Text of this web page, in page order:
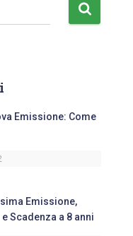
Emissione: Come
Emissione,
Scadenza a 8 anni